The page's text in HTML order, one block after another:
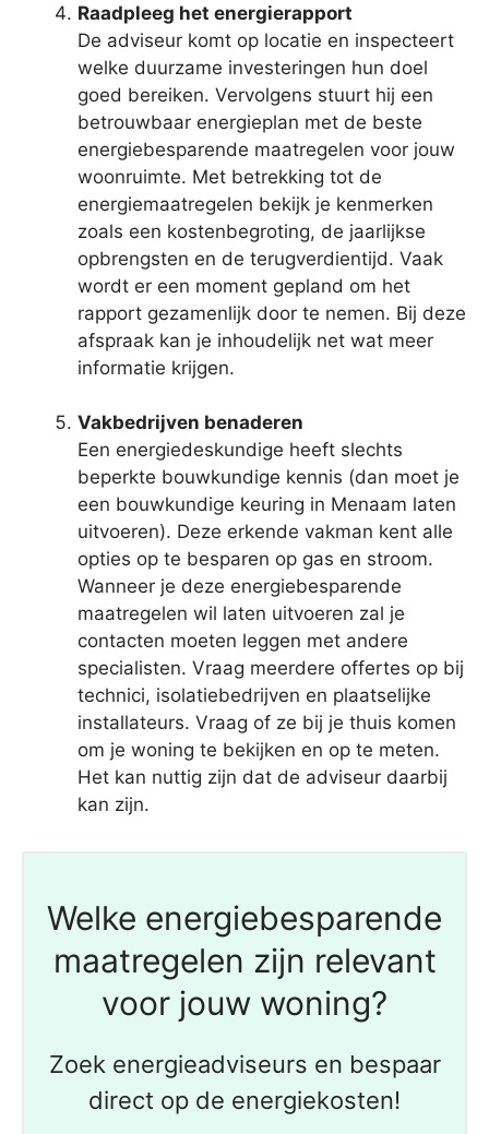
Raadpleeg het energierapport
De adviseur komt op locatie en inspecteert
welke duurzame investeringen hun doel
goed bereiken. Vervolgens stuurt hij een
betrouwbaar energieplan met de beste
energiebesparende maatregelen voor jouw
woonruimte. Met betrekking tot de
energiemaatregelen bekijk je kenmerken
zoals een kostenbegroting, de jaarlijkse
opbrengsten en de terugverdientijd. Vaak
wordt er een moment gepland om het
rapport gezamenlijk door te nemen. Bij deze
afspraak kan je inhoudelijk net wat meer
informatie krijgen.
Vakbedrijven benaderen
Een energiedeskundige heeft slechts
beperkte bouwkundige kennis (dan moet je
een bouwkundige keuring in Menaam laten
uitvoeren). Deze erkende vakman kent alle
opties op te besparen op gas en stroom.
Wanneer je deze energiebesparende
maatregelen wil laten uitvoeren zal je
contacten moeten leggen met andere
specialisten. Vraag meerdere offertes op bij
technici, isolatiebedrijven en plaatselijke
installateurs. Vraag of ze bij je thuis komen
om je woning te bekijken en op te meten.
Het kan nuttig zijn dat de adviseur daarbij
kan zijn.
Welke energiebesparende
maatregelen zijn relevant
voor jouw woning?
Zoek energieadviseurs en bespaar
direct op de energiekosten!